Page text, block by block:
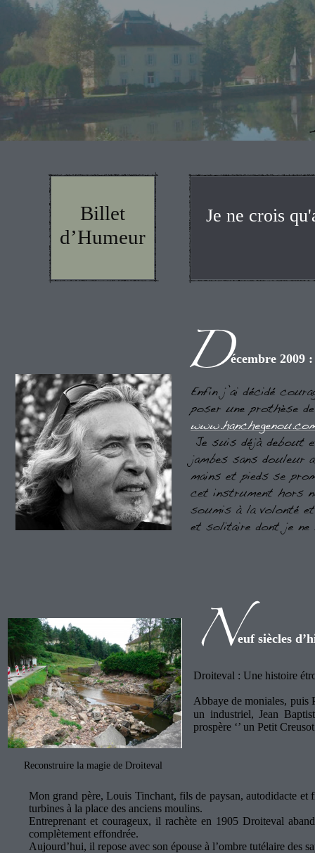
Je ne crois
Billet
d’Humeur
Droiteval : Une histoire
Abbaye de moniales, puis
un industriel, Jean
prospère ‘’ un Petit
écembre 2009
Reconstruire la magie de Droiteval
euf siècles
Mon grand père, Louis Tinchant, fils de paysan, autodidacte et
turbines à la place des anciens moulins.
Entreprenant et courageux, il rachète en 1905 Droiteval
complètement effondrée.
Aujourd’hui, il repose avec son épouse à l’ombre tutélaire des